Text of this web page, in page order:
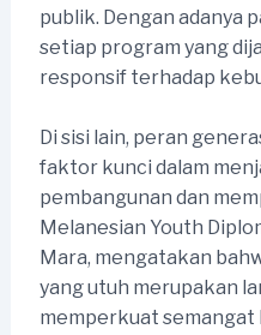
publik. Dengan adanya
setiap program yang
responsif terhadap
Di sisi lain, peran
faktor kunci dalam
pembangunan dan
Melanesian Youth
Mara, mengatakan
yang utuh merupakan
memperkuat semangat